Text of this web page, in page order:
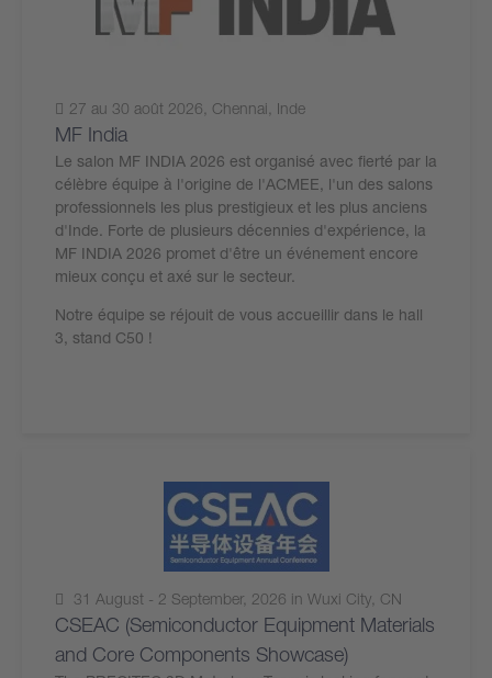
27 au 30 août 2026, Chennai, Inde
MF India
Le salon MF INDIA 2026 est organisé avec fierté par la
célèbre équipe à l'origine de l'ACMEE, l'un des salons
professionnels les plus prestigieux et les plus anciens
d'Inde. Forte de plusieurs décennies d'expérience, la
MF INDIA 2026 promet d'être un événement encore
mieux conçu et axé sur le secteur.
Notre équipe se réjouit de vous accueillir dans le hall
3, stand C50 !
31 August - 2 September, 2026 in Wuxi City, CN
CSEAC (Semiconductor Equipment Materials
and Core Components Showcase)